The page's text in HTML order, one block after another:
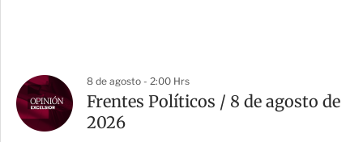
8 de agosto - 2:00 Hrs
Frentes Políticos / 8 de agosto de
2026